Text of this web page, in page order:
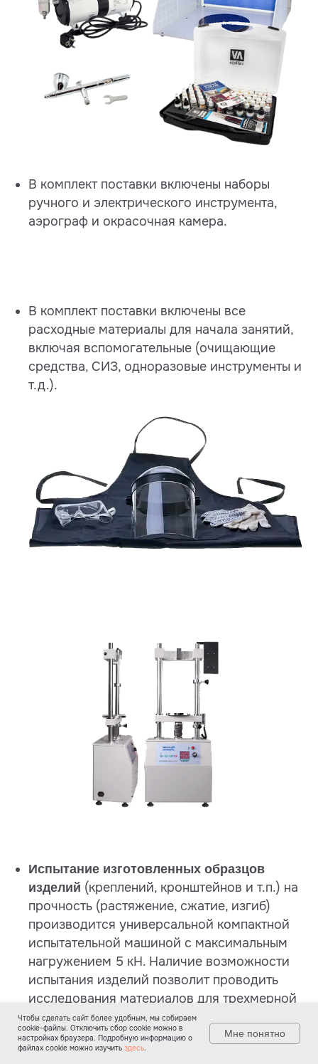
Чтобы сделать сайт более удобным, мы собираем
cookie-файлы. Отключить сбор cookie можно в
настройках браузера. Подробную информацию о
файлах cookie можно изучить здесь.
Мне понятно
В комплект поставки включены наборы
ручного и электрического инструмента,
аэрограф и окрасочная камера.
В комплект поставки включены все
расходные материалы для начала занятий,
включая вспомогательные (очищающие
средства, СИЗ, одноразовые инструменты и
т.д.).
Испытание изготовленных образцов
изделий (креплений, кронштейнов и т.п.) на
прочность (растяжение, сжатие, изгиб)
производится универсальной компактной
испытательной машиной с максимальным
нагружением 5 кН. Наличие возможности
испытания изделий позволит проводить
исследования материалов для трехмерной
печати и факторов, влияющих на прочность
изделий и сохранение их формы при
рабочих нагрузках.